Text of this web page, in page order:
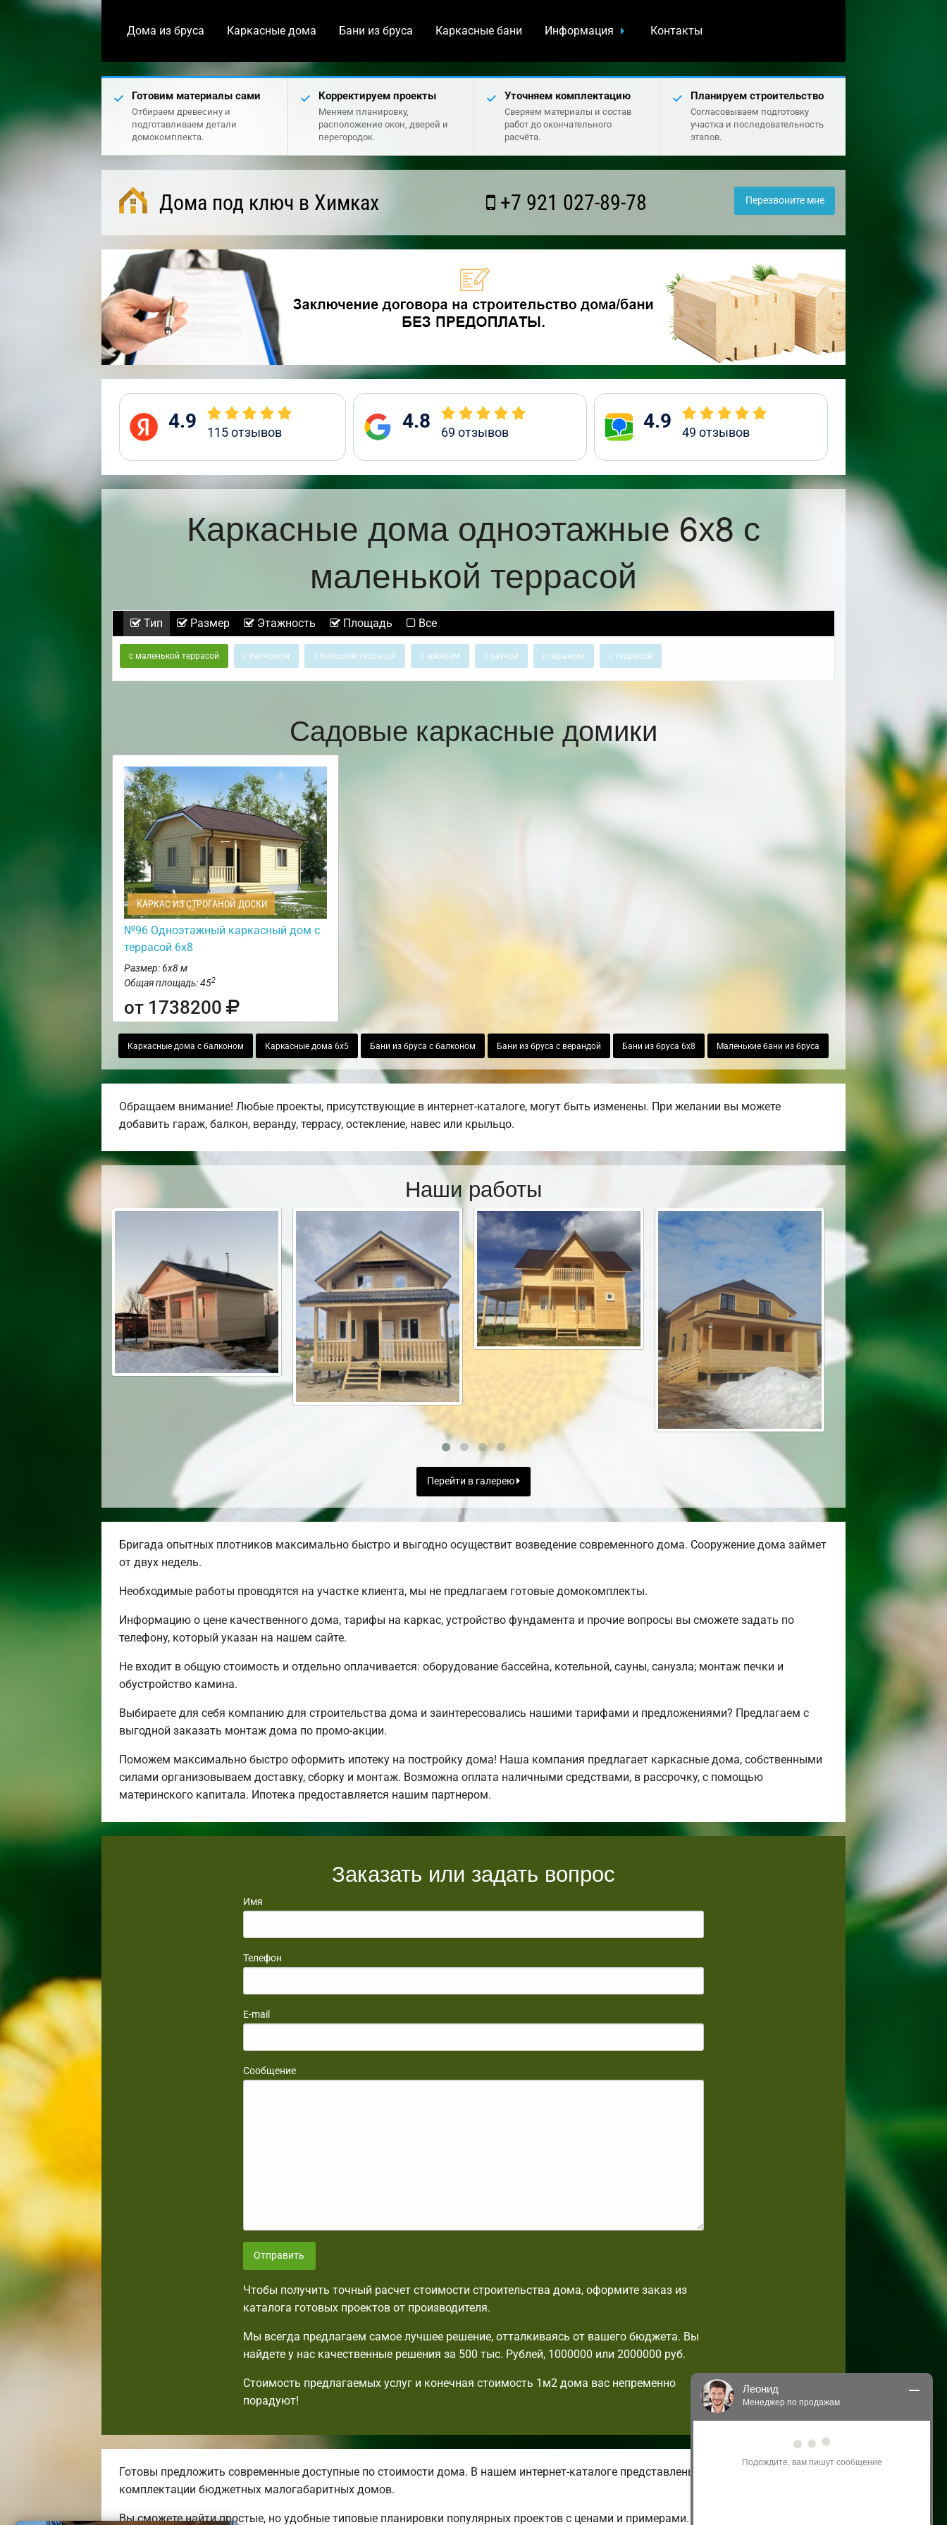
Дома из бруса Каркасные дома Бани из бруса Каркасные бани Информация Контакты
Готовим материалы сами
Отбираем древесину и
подготавливаем детали
домокомплекта.
Корректируем проекты
Меняем планировку,
расположение окон, дверей и
перегородок.
Уточняем комплектацию
Сверяем материалы и состав
работ до окончательного
расчёта.
Планируем строительство
Согласовываем подготовку
участка и последовательность
этапов.
Дома под ключ в Химках +7 921 027-89-78 Перезвоните мне
4.9 115отзывов 4.8 69 отзывов 4.9 49 отзывов
Каркасные дома одноэтажные 6х8 с
маленькой террасой
Тип Размер Этажность Площадь Все
с маленькой террасой с балконом с большой террасой с эркером с сауной с гаражом с террасой
Садовые каркасные домики
КАРКАС ИЗ СТРОГАНОЙ ДОСКИ
№96 Одноэтажный каркасный дом с
террасой 6х8
Размер: 6х8 м
Общая площадь: 452
от 1738200
Каркасные дома с балконом Каркасные дома 6х5 Бани из бруса с балконом Бани из бруса с верандой Бани из бруса 6х8 Маленькие бани из бруса
Обращаем внимание! Любые проекты, присутствующие в интернет-каталоге, могут быть изменены. При желании вы можете
добавить гараж, балкон, веранду, террасу, остекление, навес или крыльцо.
Наши работы
Перейти в галерею
Бригада опытных плотников максимально быстро и выгодно осуществит возведение современного дома. Сооружение дома займет
от двух недель.
Необходимые работы проводятся на участке клиента, мы не предлагаем готовые домокомплекты.
Информацию о цене качественного дома, тарифы на каркас, устройство фундамента и прочие вопросы вы сможете задать по
телефону, который указан на нашем сайте.
Не входит в общую стоимость и отдельно оплачивается: оборудование бассейна, котельной, сауны, санузла; монтаж печки и
обустройство камина.
Выбираете для себя компанию для строительства дома и заинтересовались нашими тарифами и предложениями? Предлагаем с
выгодной заказать монтаж дома по промо-акции.
Поможем максимально быстро оформить ипотеку на постройку дома! Наша компания предлагает каркасные дома, собственными
силами организовываем доставку, сборку и монтаж. Возможна оплата наличными средствами, в рассрочку, с помощью
материнского капитала. Ипотека предоставляется нашим партнером.
Заказать или задать вопрос
Имя
Телефон
E-mail
Сообщение
Отправить
Чтобы получить точный расчет стоимости строительства дома, оформите заказ из
каталога готовых проектов от производителя.
Мы всегда предлагаем самое лучшее решение, отталкиваясь от вашего бюджета. Вы
найдете у нас качественные решения за 500 тыс. Рублей, 1000000 или 2000000 руб.
Стоимость предлагаемых услуг и конечная стоимость 1м2 дома вас непременно
порадуют!
Готовы предложить современные доступные по стоимости дома. В нашем интернет-каталоге представлены летние и зимние
комплектации бюджетных малогабаритных домов.
Вы сможете найти простые, но удобные типовые планировки популярных проектов с ценами и примерами.
Леонид
Менеджер по продажам
Здравствуйте! Я могу
акциям и проектам.